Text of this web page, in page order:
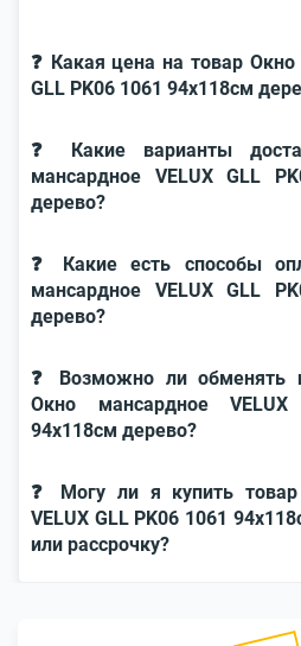
❓ Какая цена на товар
GLL PK06 1061 94x118см
❓ Какие варианты
мансардное VELUX GLL
дерево?
❓ Какие есть способы
мансардное VELUX GLL
дерево?
❓ Возможно ли обменять
Окно мансардное
94x118см дерево?
❓ Могу ли я купить
VELUX GLL PK06 1061
или рассрочку?